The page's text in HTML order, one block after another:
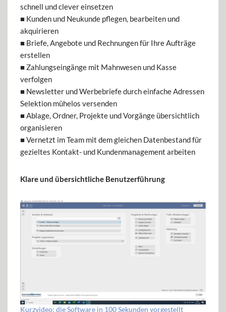
schnell und clever einsetzen
■ Kunden und Neukunde pflegen, bearbeiten und
akquirieren
■ Briefe, Angebote und Rechnungen für Ihre Aufträge
erstellen
■ Zahlungseingänge mit Mahnwesen und Kasse
verfolgen
■ Newsletter und Werbebriefe durch einfache Adressen
Selektion mühelos versenden
■ Ablage, Ordner, Projekte und Vorgänge übersichtlich
organisieren
■ Vernetzt im Team mit dem gleichen Datenbestand für
gezieltes Kontakt- und Kundenmanagement arbeiten
Klare und übersichtliche Benutzerführung
Kurzvideo: die Software in 100 Sekunden vorgestellt